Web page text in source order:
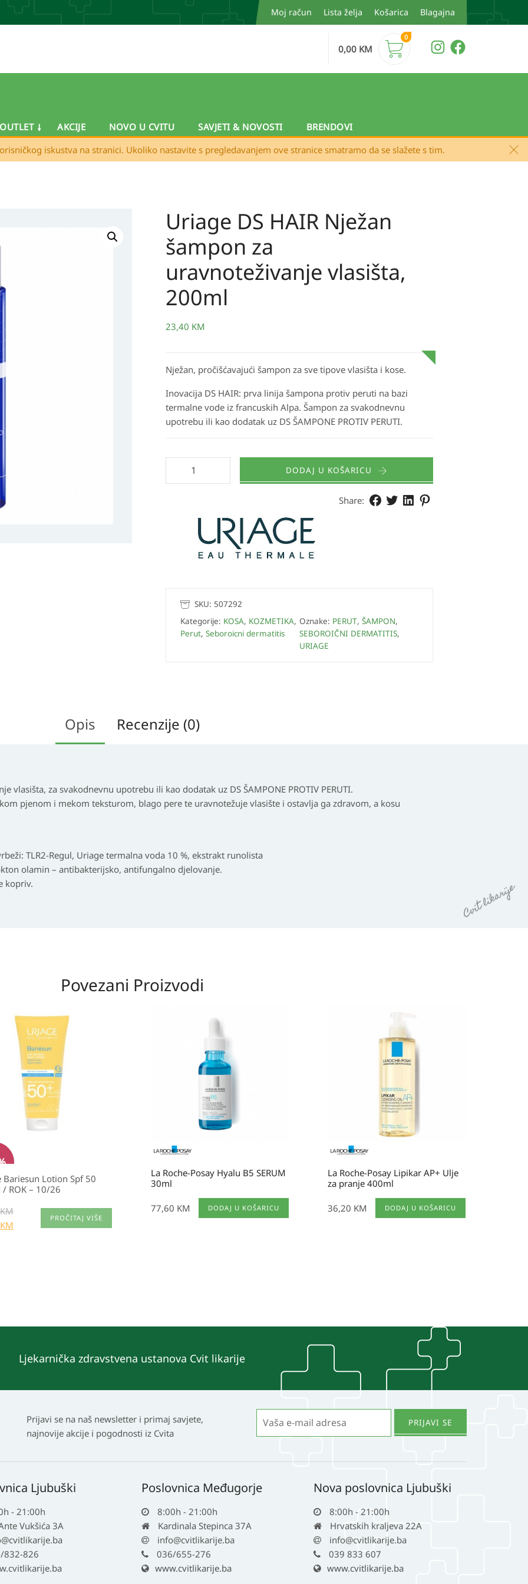
Moj račun Lista želja Košarica Blagajna
0,00 KM
0
OUTLET AKCIJE NOVO U CVITU SAVJETI & NOVOSTI
BRENDOVI
iskustva na stranici. Ukoliko nastavite s pregledavanjem ove stranice smatramo da se slažete s tim.
Uriage DS HAIR Nježan
šampon za
uravnoteživanje vlasišta,
200ml
23,40 KM
Nježan, pročišćavajući šampon za sve tipove vlasišta i kose.
Inovacija DS HAIR: prva linija šampona protiv peruti na bazi
termalne vode iz francuskih Alpa. Šampon za svakodnevnu
upotrebu ili kao dodatak uz DS ŠAMPONE PROTIV PERUTI.
šampon
vlasišta,
količina
DODAJ U KOŠARICU
Share:
SKU: 507292
Kategorije: KOSA, KOZMETIKA,
Perut, Seboroicni dermatitis
Oznake: PERUT, ŠAMPON,
SEBOROIČNI DERMATITIS,
URIAGE
Opis Recenzije (0)
vlasišta, za svakodnevnu upotrebu ili kao dodatak uz DS ŠAMPONE PROTIV PERUTI.
pjenom i mekom teksturom, blago pere te uravnotežuje vlasište i ostavlja ga zdravom, a kosu
TLR2-Regul, Uriage termalna voda 10 %, ekstrakt runolista
olamin – antibakterijsko, antifungalno djelovanje.
kopriv.
Povezani Proizvodi
Bariesun Lotion Spf 50
ROK – 10/26
KM
KM.
KM
KM.
PROČITAJ VIŠE
La Roche-Posay Hyalu B5 SERUM
30ml
77,60 KM DODAJ U KOŠARICU
La Roche-Posay Lipikar AP+ Ulje
za pranje 400ml
36,20 KM DODAJ U KOŠARICU
Ljekarnička zdravstvena ustanova Cvit likarije
Prijavi se na naš newsletter i primaj savjete,
najnovije akcije i pogodnosti iz Cvita
Ljubuški
- 21:00h
Vukšića 3A
832-826
Poslovnica Međugorje
8:00h - 21:00h
Kardinala Stepinca 37A
info@cvitlikarije.ba
036/655-276
www.cvitlikarije.ba
Nova poslovnica Ljubuški
8:00h - 21:00h
Hrvatskih kraljeva 22A
info@cvitlikarije.ba
039 833 607
www.cvitlikarije.ba